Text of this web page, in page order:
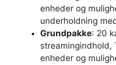
enheder og
underholdning
Grundpakke: 20
streamingindhold,
enheder og